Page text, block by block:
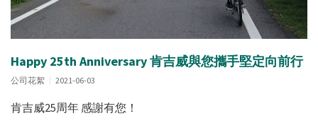
Happy 25th Anniversary 肯吉威與您攜手堅定向前行
公司花絮 2021-06-03
肯吉威25周年 感謝有您！